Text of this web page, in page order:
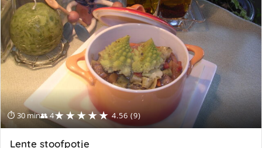
⏱ 30 min👥 4★★★★★ 4.56 (9)
Lente stoofpotje